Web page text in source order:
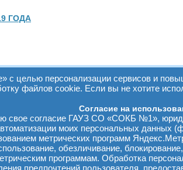
ГОДА
персонализации сервисов и
файлов cookie. Если вы не хотите
Согласие на
согласие ГАУЗ СО «СОКБ №1»,
моих персональных
метрических программ
обезличивание,
программам. Обработка
предпочтений пользователя,